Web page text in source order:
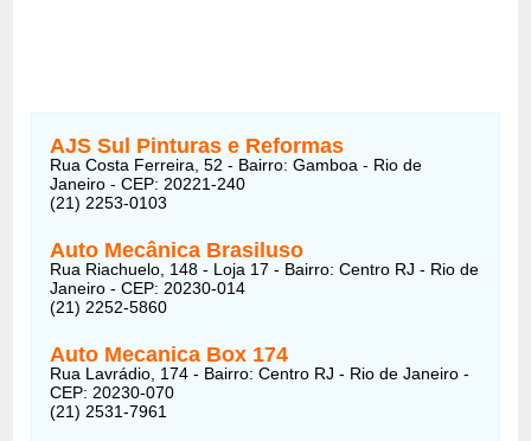
AJS Sul Pinturas e Reformas
Rua Costa Ferreira, 52 - Bairro: Gamboa - Rio de
Janeiro - CEP: 20221-240
(21) 2253-0103
Auto Mecânica Brasiluso
Rua Riachuelo, 148 - Loja 17 - Bairro: Centro RJ - Rio de
Janeiro - CEP: 20230-014
(21) 2252-5860
Auto Mecanica Box 174
Rua Lavrádio, 174 - Bairro: Centro RJ - Rio de Janeiro -
CEP: 20230-070
(21) 2531-7961